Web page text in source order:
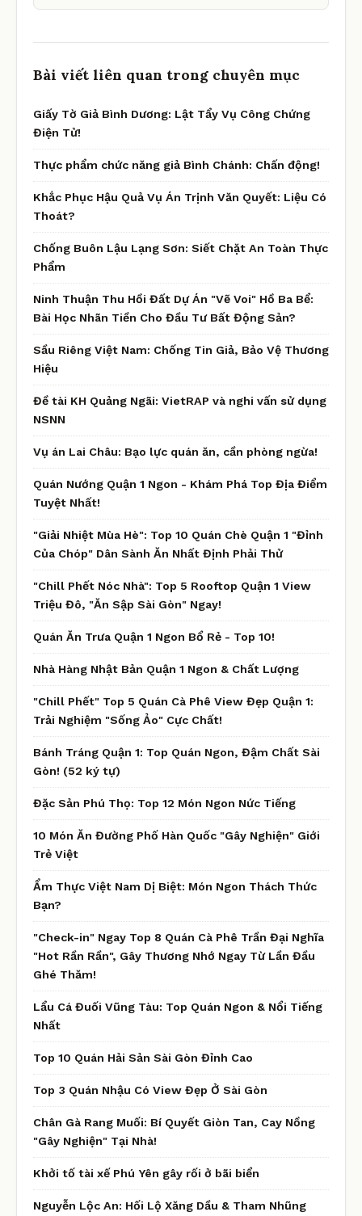
Bài viết liên quan trong chuyên mục
Giấy Tờ Giả Bình Dương: Lật Tẩy Vụ Công Chứng
Điện Tử!
Thực phẩm chức năng giả Bình Chánh: Chấn động!
Khắc Phục Hậu Quả Vụ Án Trịnh Văn Quyết: Liệu Có
Thoát?
Chống Buôn Lậu Lạng Sơn: Siết Chặt An Toàn Thực
Phẩm
Ninh Thuận Thu Hồi Đất Dự Án "Vẽ Voi" Hồ Ba Bể:
Bài Học Nhãn Tiền Cho Đầu Tư Bất Động Sản?
Sầu Riêng Việt Nam: Chống Tin Giả, Bảo Vệ Thương
Hiệu
Đề tài KH Quảng Ngãi: VietRAP và nghi vấn sử dụng
NSNN
Vụ án Lai Châu: Bạo lực quán ăn, cần phòng ngừa!
Quán Nướng Quận 1 Ngon - Khám Phá Top Địa Điểm
Tuyệt Nhất!
"Giải Nhiệt Mùa Hè": Top 10 Quán Chè Quận 1 "Đỉnh
Của Chóp" Dân Sành Ăn Nhất Định Phải Thử
"Chill Phết Nóc Nhà": Top 5 Rooftop Quận 1 View
Triệu Đô, "Ăn Sập Sài Gòn" Ngay!
Quán Ăn Trưa Quận 1 Ngon Bổ Rẻ - Top 10!
Nhà Hàng Nhật Bản Quận 1 Ngon & Chất Lượng
"Chill Phết" Top 5 Quán Cà Phê View Đẹp Quận 1:
Trải Nghiệm "Sống Ảo" Cực Chất!
Bánh Tráng Quận 1: Top Quán Ngon, Đậm Chất Sài
Gòn! (52 ký tự)
Đặc Sản Phú Thọ: Top 12 Món Ngon Nức Tiếng
10 Món Ăn Đường Phố Hàn Quốc "Gây Nghiện" Giới
Trẻ Việt
Ẩm Thực Việt Nam Dị Biệt: Món Ngon Thách Thức
Bạn?
"Check-in" Ngay Top 8 Quán Cà Phê Trần Đại Nghĩa
"Hot Rần Rần", Gây Thương Nhớ Ngay Từ Lần Đầu
Ghé Thăm!
Lẩu Cá Đuối Vũng Tàu: Top Quán Ngon & Nổi Tiếng
Nhất
Top 10 Quán Hải Sản Sài Gòn Đỉnh Cao
Top 3 Quán Nhậu Có View Đẹp Ở Sài Gòn
Chân Gà Rang Muối: Bí Quyết Giòn Tan, Cay Nồng
"Gây Nghiện" Tại Nhà!
Khởi tố tài xế Phú Yên gây rối ở bãi biển
Nguyễn Lộc An: Hối Lộ Xăng Dầu & Tham Nhũng